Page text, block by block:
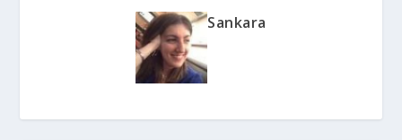
Sankara